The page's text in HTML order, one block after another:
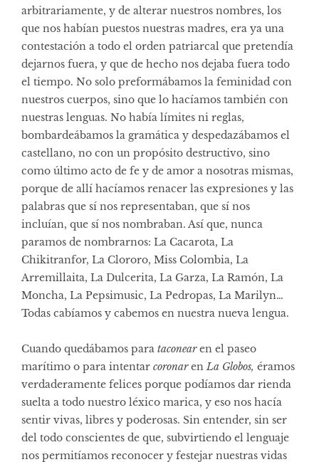
arbitrariamente, y de alterar nuestros nombres, los
que nos habían puestos nuestras madres, era ya una
contestación a todo el orden patriarcal que pretendía
dejarnos fuera, y que de hecho nos dejaba fuera todo
el tiempo. No solo preformábamos la feminidad con
nuestros cuerpos, sino que lo hacíamos también con
nuestras lenguas. No había límites ni reglas,
bombardeábamos la gramática y despedazábamos el
castellano, no con un propósito destructivo, sino
como último acto de fe y de amor a nosotras mismas,
porque de allí hacíamos renacer las expresiones y las
palabras que sí nos representaban, que sí nos
incluían, que sí nos nombraban. Así que, nunca
paramos de nombrarnos: La Cacarota, La
Chikitranfor, La Clororo, Miss Colombia, La
Arremillaita, La Dulcerita, La Garza, La Ramón, La
Moncha, La Pepsimusic, La Pedropas, La Marilyn…
Todas cabíamos y cabemos en nuestra nueva lengua.
Cuando quedábamos para taconearen el paseo
marítimo o para intentar coronaren La Globos, éramos
verdaderamente felices porque podíamos dar rienda
suelta a todo nuestro léxico marica, y eso nos hacía
sentir vivas, libres y poderosas. Sin entender, sin ser
del todo conscientes de que, subvirtiendo el lenguaje
nos permitíamos reconocer y festejar nuestras vidas